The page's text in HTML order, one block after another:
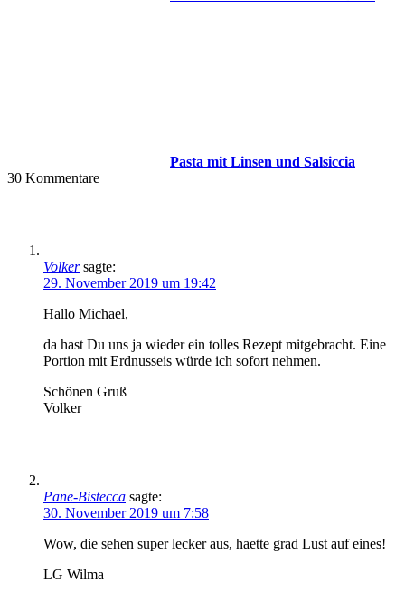
Pasta mit Linsen und Salsiccia
30 Kommentare
Volker sagte:
29. November 2019 um 19:42
Hallo Michael,
da hast Du uns ja wieder ein tolles Rezept mitgebracht. Eine
Portion mit Erdnusseis würde ich sofort nehmen.
Schönen Gruß
Volker
Pane-Bistecca sagte:
30. November 2019 um 7:58
Wow, die sehen super lecker aus, haette grad Lust auf eines!
LG Wilma